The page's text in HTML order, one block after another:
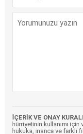
İÇERİK VE ONAY
hürriyetinin kullanımı için
hukuka, inanca ve farklı